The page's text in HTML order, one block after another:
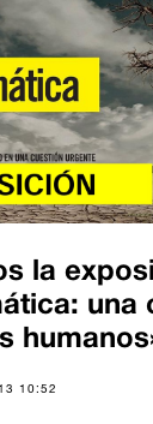
la
una
10:52